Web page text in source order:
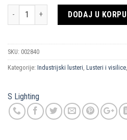
Količina DODAJ U KORPU
SKU: 002840
Kategorije: Industrijski lusteri Lusteri i visilice
S Lighting